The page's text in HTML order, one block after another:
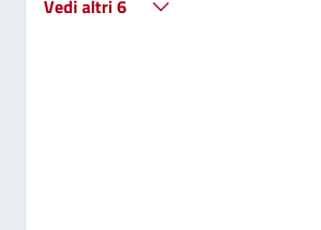
Vedi altri 6